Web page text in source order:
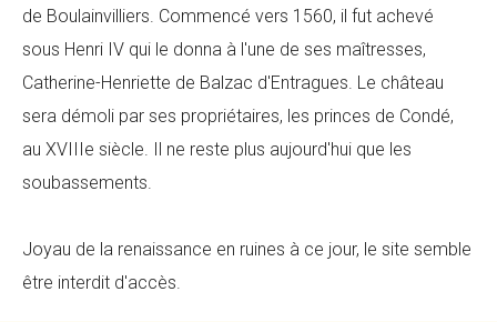
de Boulainvilliers. Commencé vers 1560, il fut achevé
sous Henri IV qui le donna à l'une de ses maîtresses,
Catherine-Henriette de Balzac d'Entragues. Le château
sera démoli par ses propriétaires, les princes de Condé,
au XVIIIe siècle. Il ne reste plus aujourd'hui que les
soubassements.
Joyau de la renaissance en ruines à ce jour, le site semble
être interdit d'accès.